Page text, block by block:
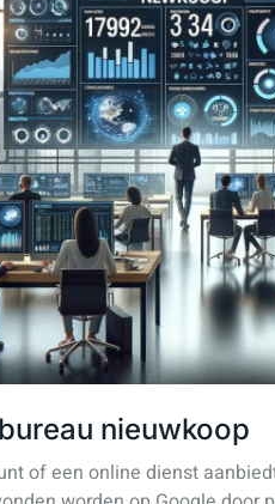
nieuwkoop
of een online dienst